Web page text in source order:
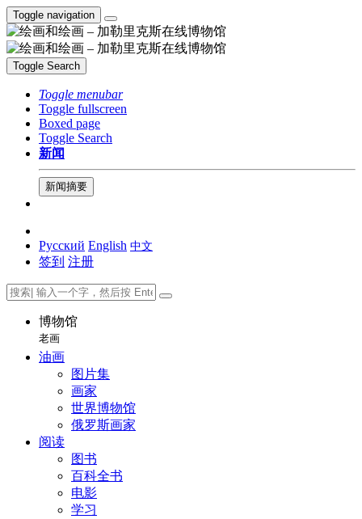
Toggle navigation
Toggle Search
Toggle menubar
Toggle fullscreen
Boxed page
Toggle Search
新闻
新闻摘要
Русский English 中文
签到 注册
博物馆
老画
油画
图片集
画家
世界博物馆
俄罗斯画家
阅读
图书
百科全书
电影
学习